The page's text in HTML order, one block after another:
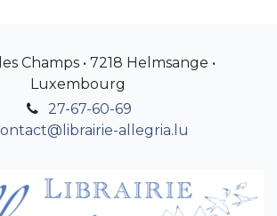
Champs • 7218 Helmsange •
Luxembourg
27-67-60-69
allegria.lu